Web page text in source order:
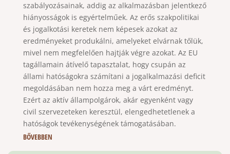
szabályozásainak, addig az alkalmazásban jelentkező
hiányosságok is egyértelműek. Az erős szakpolitikai
és jogalkotási keretek nem képesek azokat az
eredményeket produkálni, amelyeket elvárnak tőlük,
mivel nem megfelelően hajtják végre azokat. Az EU
tagállamain átívelő tapasztalat, hogy csupán az
állami hatóságokra számítani a jogalkalmazási deficit
megoldásában nem hozza meg a várt eredményt.
Ezért az aktív állampolgárok, akár egyenként vagy
civil szervezeteken keresztül, elengedhetetlenek a
hatóságok tevékenységének támogatásában.
BŐVEBBEN